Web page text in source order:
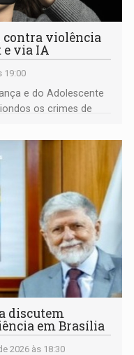
contra violência
via IA
19:00
e do Adolescente
os crimes de
discutem
em Brasília
2026 às 18:30